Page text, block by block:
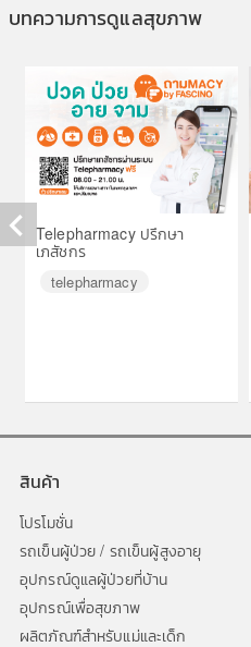
บทความการดูแลสุขภาพ
Telepharmacy ปรึกษา
เภสัชกร
telepharmacy
สินค้า
โปรโมชั่น
รถเข็นผู้ป่วย / รถเข็นผู้สูงอายุ
อุปกรณ์ดูแลผู้ป่วยที่บ้าน
อุปกรณ์เพื่อสุขภาพ
ผลิตภัณฑ์สำหรับแม่และเด็ก